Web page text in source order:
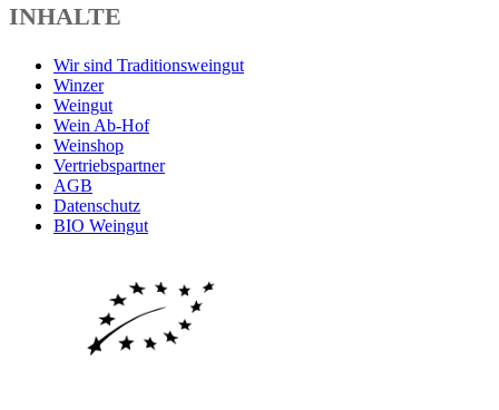
INHALTE
Wir sind Traditionsweingut
Winzer
Weingut
Wein Ab-Hof
Weinshop
Vertriebspartner
AGB
Datenschutz
BIO Weingut